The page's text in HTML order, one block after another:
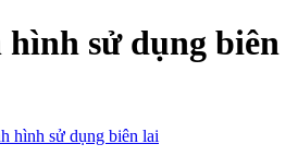
hình sử dụng biên